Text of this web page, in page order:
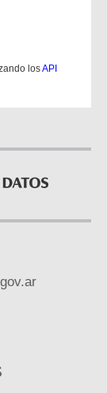
losAPI